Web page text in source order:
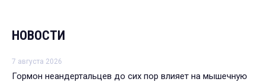
НОВОСТИ
7 августа 2026
Гормон неандертальцев до сих пор влияет на мышечную